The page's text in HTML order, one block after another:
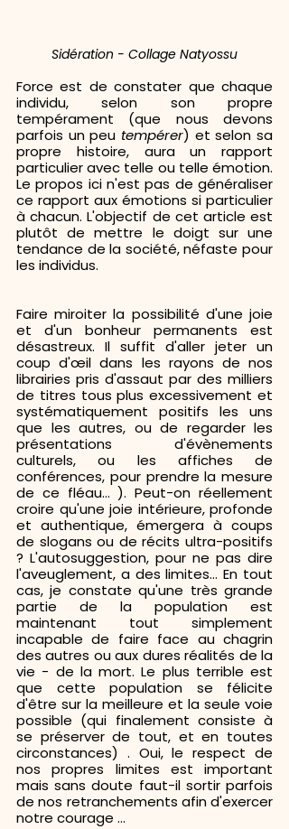
Sidération - Collage Natyossu
Force est de constater que chaque
individu, selon son propre
tempérament (que nous devons
parfois un peu tempérer) et selon sa
propre histoire, aura un rapport
particulier avec telle ou telle émotion.
Le propos ici n'est pas de généraliser
ce rapport aux émotions si particulier
à chacun. L'objectif de cet article est
plutôt de mettre le doigt sur une
tendance de la société, néfaste pour
les individus.
Faire miroiter la possibilité d'une joie
et d'un bonheur permanents est
désastreux. Il suffit d'aller jeter un
coup d'œil dans les rayons de nos
librairies pris d'assaut par des milliers
de titres tous plus excessivement et
systématiquement positifs les uns
que les autres, ou de regarder les
présentations d'évènements
culturels, ou les affiches de
conférences, pour prendre la mesure
de ce fléau... ). Peut-on réellement
croire qu'une joie intérieure, profonde
et authentique, émergera à coups
de slogans ou de récits ultra-positifs
? L'autosuggestion, pour ne pas dire
l'aveuglement, a des limites... En tout
cas, je constate qu'une très grande
partie de la population est
maintenant tout simplement
incapable de faire face au chagrin
des autres ou aux dures réalités de la
vie - de la mort. Le plus terrible est
que cette population se félicite
d'être sur la meilleure et la seule voie
possible (qui finalement consiste à
se préserver de tout, et en toutes
circonstances) . Oui, le respect de
nos propres limites est important
mais sans doute faut-il sortir parfois
de nos retranchements afin d'exercer
notre courage ...